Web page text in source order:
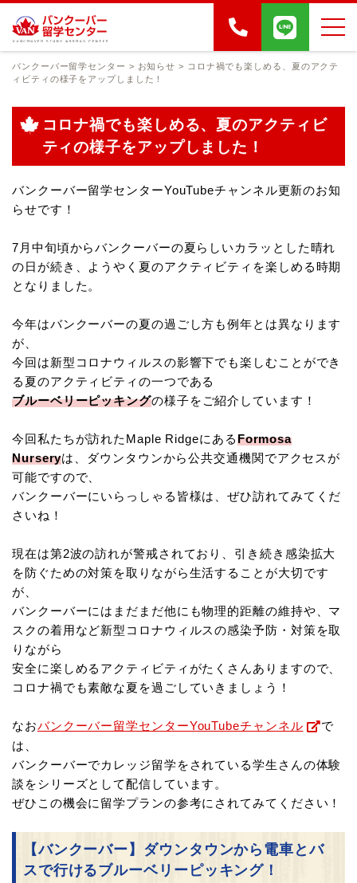
バンクーバー留学センター > お知らせ > コロナ禍でも楽しめる、夏のアクテ
ィビティの様子をアップしました！
コロナ禍でも楽しめる、夏のアクティビ
ティの様子をアップしました！
バンクーバー留学センターYouTubeチャンネル更新のお知
らせです！
7月中旬頃からバンクーバーの夏らしいカラッとした晴れ
の日が続き、ようやく夏のアクティビティを楽しめる時期
となりました。
今年はバンクーバーの夏の過ごし方も例年とは異なります
が、
今回は新型コロナウィルスの影響下でも楽しむことができ
る夏のアクティビティの一つである
ブルーベリーピッキングの様子をご紹介しています！
今回私たちが訪れたMaple RidgeにあるFormosa
Nurseryは、ダウンタウンから公共交通機関でアクセスが
可能ですので、
バンクーバーにいらっしゃる皆様は、ぜひ訪れてみてくだ
さいね！
現在は第2波の訪れが警戒されており、引き続き感染拡大
を防ぐための対策を取りながら生活することが大切です
が、
バンクーバーにはまだまだ他にも物理的距離の維持や、マ
スクの着用など新型コロナウィルスの感染予防・対策を取
りながら
安全に楽しめるアクティビティがたくさんありますので、
コロナ禍でも素敵な夏を過ごしていきましょう！
なおバンクーバー留学センターYouTubeチャンネル
で
は、
バンクーバーでカレッジ留学をされている学生さんの体験
談をシリーズとして配信しています。
ぜひこの機会に留学プランの参考にされてみてください！
【バンクーバー】ダウンタウンから電車とバ
スで行けるブルーベリーピッキング！